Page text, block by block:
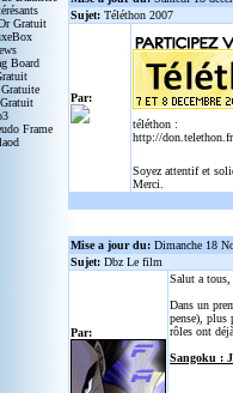
Gratuit
Board
Frame
Sujet: Téléthon 2007
Par:
téléthon :
http://
Soyez attentif et
Merci.
Mise a jour du: Dimanche 18
Sujet: Dbz Le film
Par:
Salut a
Dans un
pense), plus
rôles ont
Sangoku :